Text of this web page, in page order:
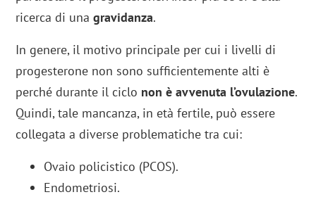
ricerca di unagravidanza.
In genere, il motivo principale per cui i livelli di
progesterone non sono sufficientemente alti è
perché durante il ciclo non è avvenuta l’ovulazione.
Quindi, tale mancanza, in età fertile, può essere
collegata a diverse problematiche tra cui:
Ovaio policistico (PCOS).
Endometriosi.